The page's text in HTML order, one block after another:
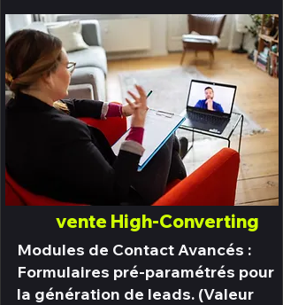
vente High-Converting
Modules de Contact Avancés :
Formulaires pré-paramétrés pour
la génération de leads. (Valeur